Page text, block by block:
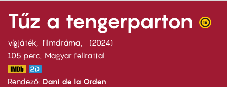
Tűz a tengerparton
vígjáték filmdráma
2024
105 perc,
Magyar felirattal
Rendező Dani de la Orden